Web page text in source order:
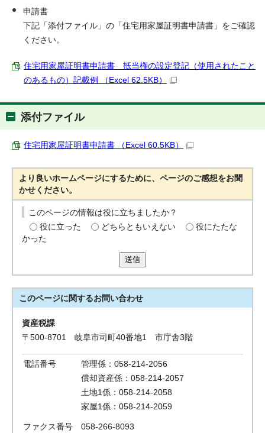
申請書
下記「添付ファイル」の「住宅用家屋証明書申請書」をご確認
ください。
住宅用家屋証明書申請書 抵当権の設定登記（使用されたこと
のあるもの）記載例 （Excel 62.5KB）
添付ファイル
住宅用家屋証明書申請書 （Excel 60.5KB）
より良いホームページにするために、ページのご感想をお聞
かせください。
このページの情報は役に立ちましたか？
役に立った
どちらともいえない
役にたたな
かった
送信
このページに関するお問い合わせ
資産税課
〒500-8701 岐阜市司町40番地1 市庁舎3階
電話番号
管理係：058-214-2056
償却資産係：058-214-2057
土地1係：058-214-2058
家屋1係：058-214-2059
ファクス番号 058-266-8093